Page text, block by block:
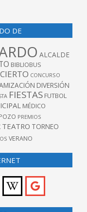
DE
ALCALDE
BIBLIOBUS
CONCURSO
DIVERSIÓN
FIESTAS FUTBOL
MÉDICO
PREMIOS
TEATRO TORNEO
VERANO